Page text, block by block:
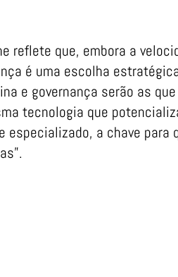
reflete que, embora a
é uma escolha
e governança serão as
tecnologia que
especializado, a chave para